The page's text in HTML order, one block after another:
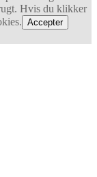
Hvis du klikker
Accepter